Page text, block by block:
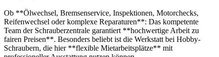
Ob **Ölwechsel, Bremsenservice, Inspektionen, Motorchecks,
Reifenwechsel oder komplexe Reparaturen**: Das kompetente
Team der Schrauberzentrale garantiert **hochwertige Arbeit zu
fairen Preisen**. Besonders beliebt ist die Werkstatt bei Hobby-
Schraubern, die hier **flexible Mietarbeitsplätze** mit